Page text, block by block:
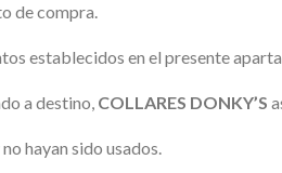
de compra.
establecidos en el presente
a destino, COLLARES DONKY’S
hayan sido usados.